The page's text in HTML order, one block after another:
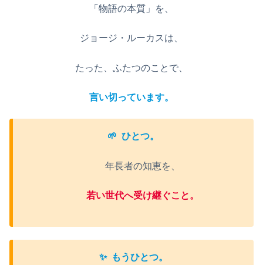
「物語の本質」を、
ジョージ・ルーカスは、
たった、ふたつのことで、
言い切っています。
🌱 ひとつ。
年長者の知恵を、
若い世代へ受け継ぐこと。
✨ もうひとつ。